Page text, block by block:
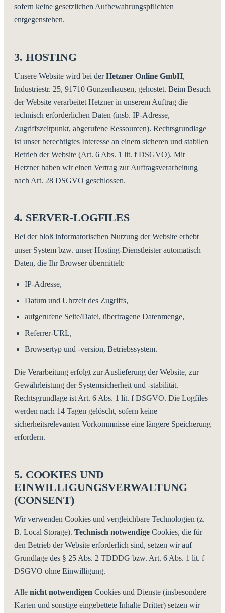
sofern keine gesetzlichen Aufbewahrungspflichten
entgegenstehen.
3. HOSTING
Unsere Website wird bei derHetzner Online GmbH,
Industriestr. 25, 91710 Gunzenhausen, gehostet. Beim Besuch
der Website verarbeitet Hetzner in unserem Auftrag die
technisch erforderlichen Daten (insb. IP-Adresse,
Zugriffszeitpunkt, abgerufene Ressourcen). Rechtsgrundlage
ist unser berechtigtes Interesse an einem sicheren und stabilen
Betrieb der Website (Art. 6 Abs. 1 lit. f DSGVO). Mit
Hetzner haben wir einen Vertrag zur Auftragsverarbeitung
nach Art. 28 DSGVO geschlossen.
4. SERVER-LOGFILES
Bei der bloß informatorischen Nutzung der Website erhebt
unser System bzw. unser Hosting-Dienstleister automatisch
Daten, die Ihr Browser übermittelt:
IP-Adresse,
Datum und Uhrzeit des Zugriffs,
aufgerufene Seite/Datei, übertragene Datenmenge,
Referrer-URL,
Browsertyp und -version, Betriebssystem.
Die Verarbeitung erfolgt zur Auslieferung der Website, zur
Gewährleistung der Systemsicherheit und -stabilität.
Rechtsgrundlage ist Art. 6 Abs. 1 lit. f DSGVO. Die Logfiles
werden nach 14 Tagen gelöscht, sofern keine
sicherheitsrelevanten Vorkommnisse eine längere Speicherung
erfordern.
5. COOKIES UND
EINWILLIGUNGSVERWALTUNG
(CONSENT)
Wir verwenden Cookies und vergleichbare Technologien (z.
B. Local Storage). Technisch notwendige Cookies, die für
den Betrieb der Website erforderlich sind, setzen wir auf
Grundlage des § 25 Abs. 2 TDDDG bzw. Art. 6 Abs. 1 lit. f
DSGVO ohne Einwilligung.
Alle nicht notwendigen Cookies und Dienste (insbesondere
Karten und sonstige eingebettete Inhalte Dritter) setzen wir